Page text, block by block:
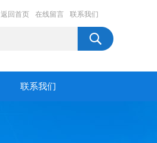
返回首页 在线留言 联系我们
联系我们